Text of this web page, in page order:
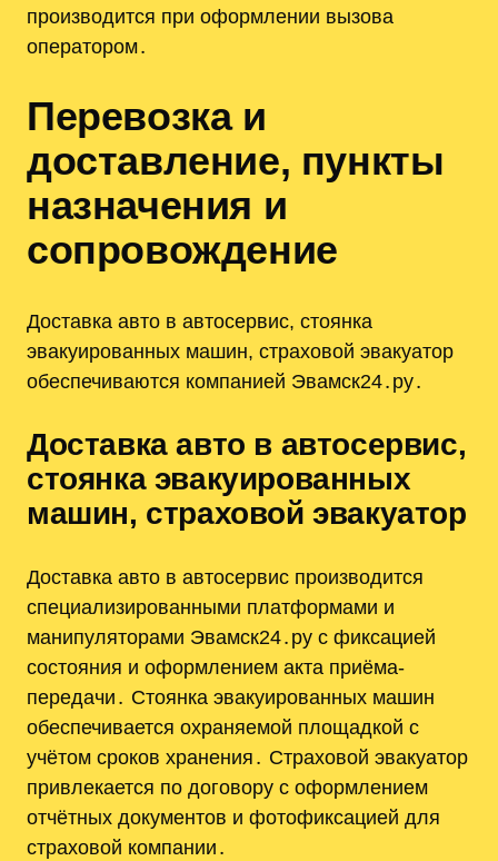
производится при оформлении вызова
оператором․
Перевозка и
доставление, пункты
назначения и
сопровождение
Доставка авто в автосервис, стоянка
эвакуированных машин, страховой эвакуатор
обеспечиваются компанией Эвамск24․ру․
Доставка авто в автосервис,
стоянка эвакуированных
машин, страховой эвакуатор
Доставка авто в автосервис производится
специализированными платформами и
манипуляторами Эвамск24․ру с фиксацией
состояния и оформлением акта приёма-
передачи․ Стоянка эвакуированных машин
обеспечивается охраняемой площадкой с
учётом сроков хранения․ Страховой эвакуатор
привлекается по договору с оформлением
отчётных документов и фотофиксацией для
страховой компании․